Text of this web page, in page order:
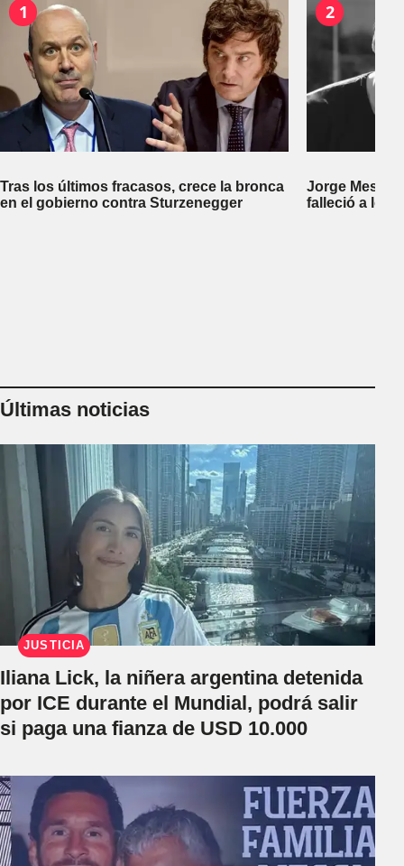
1
Tras los últimos fracasos, crece la bronca
en el gobierno contra Sturzenegger
2
Jorge Messi,
falleció a los
Últimas noticias
JUSTICIA
Iliana Lick, la niñera argentina detenida
por ICE durante el Mundial, podrá salir
si paga una fianza de USD 10.000